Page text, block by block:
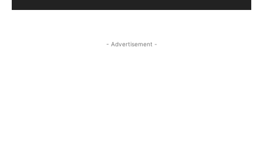
- Advertisement -